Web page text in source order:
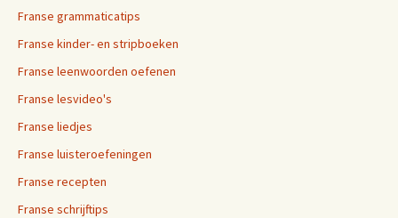
Franse grammaticatips
Franse kinder- en stripboeken
Franse leenwoorden oefenen
Franse lesvideo's
Franse liedjes
Franse luisteroefeningen
Franse recepten
Franse schrijftips